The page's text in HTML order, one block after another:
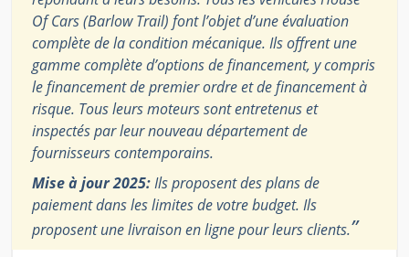
Of Cars (Barlow Trail) font l’objet d’une évaluation
complète de la condition mécanique. Ils offrent une
gamme complète d’options de financement, y compris
le financement de premier ordre et de financement à
risque. Tous leurs moteurs sont entretenus et
inspectés par leur nouveau département de
fournisseurs contemporains.
Mise à jour 2025:Ils proposent des plans de
paiement dans les limites de votre budget. Ils
proposent une livraison en ligne pour leurs clients.”